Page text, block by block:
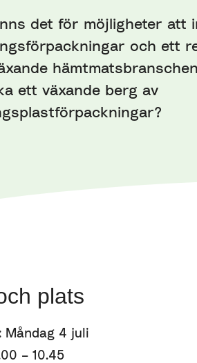
det för möjligheter att
och ett
ett växande berg av
plats
Måndag 4 juli
– 10.45